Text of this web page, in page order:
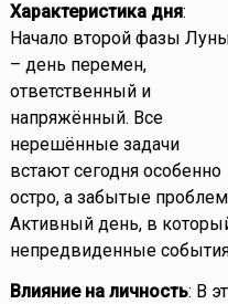
Характеристика дня:
Начало второй фазы
– день перемен,
ответственный и
напряжённый. Все
нерешённые задачи
встают сегодня особенно
остро, а забытые
Активный день, в
непредвиденные
Влияние на личность: В